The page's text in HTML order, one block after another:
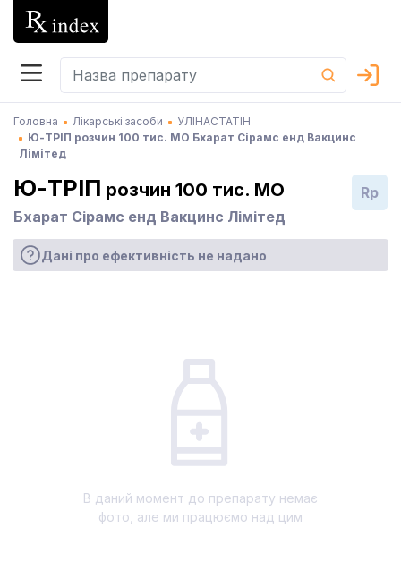
Головна Лікарські засоби
УЛІНАСТАТІН
Ю-ТРІП розчин 100 тис. МО Бхарат Сірамс енд Вакцинс
Лімітед
Ю-ТРІП розчин 100 тис. МО
Бхарат Сірамс енд Вакцинс Лімітед
Rp
Дані про ефективність не надано
В даний момент до препарату немає
фото, але ми працюємо над цим